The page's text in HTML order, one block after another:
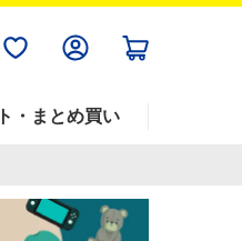
・まとめ買い